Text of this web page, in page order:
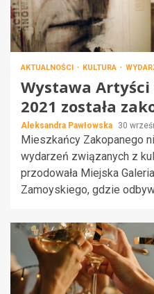
AKTUALNOŚCI KULTURA
Wystawa
2021 została
Aleksandra Pawłowska 30
Mieszkańcy Zakopanego
wydarzeń związanych z
przodowała Miejska
Zamoyskiego, gdzie